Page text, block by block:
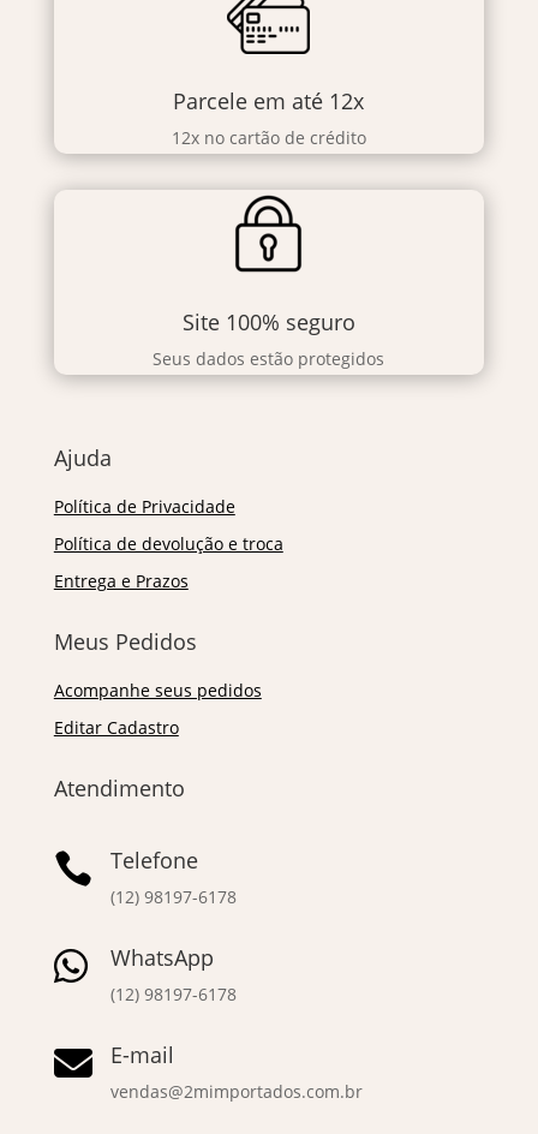
Parcele em até 12x
12x no cartão de crédito
Site 100% seguro
Seus dados estão protegidos
Ajuda
Política de Privacidade
Política de devolução e troca
Entrega e Prazos
Meus Pedidos
Acompanhe seus pedidos
Editar Cadastro
Atendimento
 Telefone
(12) 98197-6178
 WhatsApp
(12) 98197-6178
 E-mail
vendas@2mimportados.com.br